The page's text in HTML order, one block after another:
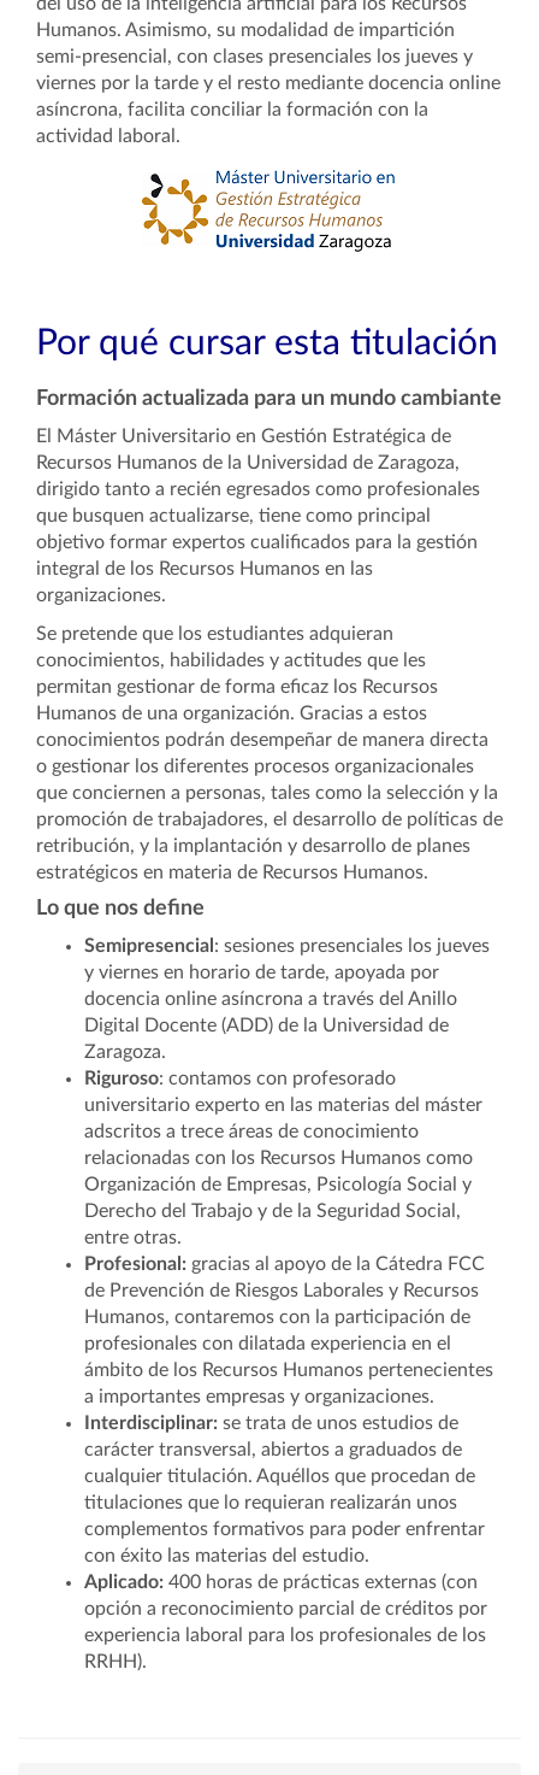
Humanos. Asimismo, su modalidad de impartición
semi-presencial, con clases presenciales los jueves y
viernes por la tarde y el resto mediante docencia online
asíncrona, facilita conciliar la formación con la
actividad laboral.
Por qué cursar esta titulación
Formación actualizada para un mundo cambiante
El Máster Universitario en Gestión Estratégica de
Recursos Humanos de la Universidad de Zaragoza,
dirigido tanto a recién egresados como profesionales
que busquen actualizarse, tiene como principal
objetivo formar expertos cualificados para la gestión
integral de los Recursos Humanos en las
organizaciones.
Se pretende que los estudiantes adquieran
conocimientos, habilidades y actitudes que les
permitan gestionar de forma eficaz los Recursos
Humanos de una organización. Gracias a estos
conocimientos podrán desempeñar de manera directa
o gestionar los diferentes procesos organizacionales
que conciernen a personas, tales como la selección y la
promoción de trabajadores, el desarrollo de políticas de
retribución, y la implantación y desarrollo de planes
estratégicos en materia de Recursos Humanos.
Lo que nos define
Semipresencial : sesiones presenciales los jueves
y viernes en horario de tarde, apoyada por
docencia online asíncrona a través del Anillo
Digital Docente (ADD) de la Universidad de
Zaragoza.
Riguroso: contamos con profesorado
universitario experto en las materias del máster
adscritos a trece áreas de conocimiento
relacionadas con los Recursos Humanos como
Organización de Empresas, Psicología Social y
Derecho del Trabajo y de la Seguridad Social,
entre otras.
Profesional: gracias al apoyo de la Cátedra FCC
de Prevención de Riesgos Laborales y Recursos
Humanos, contaremos con la participación de
profesionales con dilatada experiencia en el
ámbito de los Recursos Humanos pertenecientes
a importantes empresas y organizaciones.
Interdisciplinar: se trata de unos estudios de
carácter transversal, abiertos a graduados de
cualquier titulación. Aquéllos que procedan de
titulaciones que lo requieran realizarán unos
complementos formativos para poder enfrentar
con éxito las materias del estudio.
Aplicado: 400 horas de prácticas externas (con
opción a reconocimiento parcial de créditos por
experiencia laboral para los profesionales de los
RRHH).